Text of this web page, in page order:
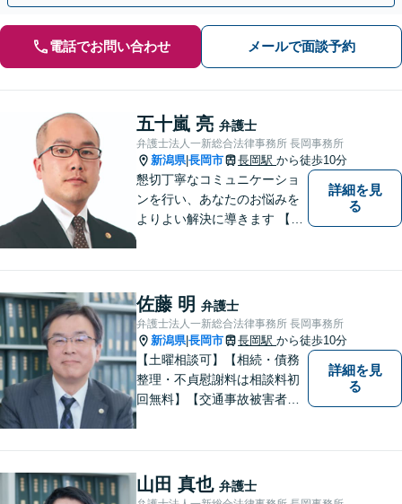
電話でお問い合わせ メールで面談予約
五十嵐 亮 弁護士
弁護士法人一新総合法律事務所 長岡事務所
新潟県|長岡市 長岡駅 から徒歩10分
懇切丁寧なコミュニケーショ
ンを行い、あなたのお悩みを
よりよい解決に導きます 【交
理・労災・不貞慰謝料は相談
料初回無料】【土曜相談可】
詳細を見
る
佐藤 明 弁護士
弁護士法人一新総合法律事務所 長岡事務所
新潟県|長岡市 長岡駅 から徒歩10分
【土曜相談可】【相続・債務
整理・不貞慰謝料は相談料初
回無料】【交通事故被害者の
体を把握し、真の利益を追及
します
詳細を見
る
山田 真也 弁護士